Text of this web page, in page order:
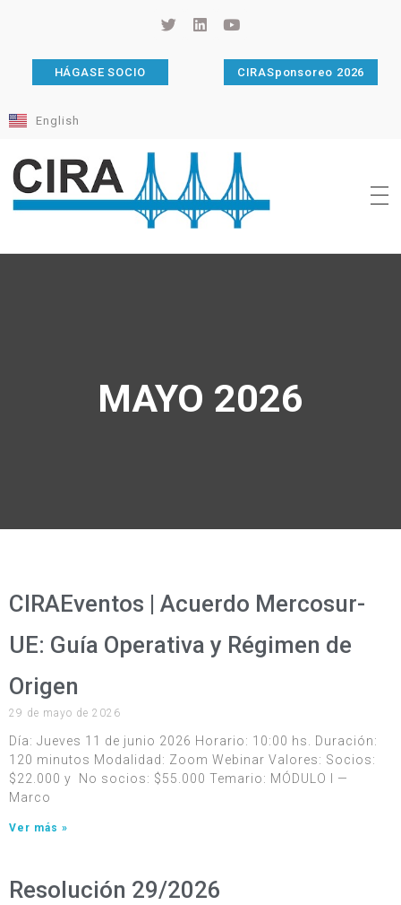
HÁGASE SOCIO CIRASponsoreo 2026
English
MAYO 2026
CIRAEventos | Acuerdo Mercosur-
UE: Guía Operativa y Régimen de
Origen
29 de mayo de 2026
Día: Jueves 11 de junio 2026 Horario: 10:00 hs. Duración:
120 minutos Modalidad: Zoom Webinar Valores: Socios:
$22.000 y No socios: $55.000 Temario: MÓDULO I —
Marco
Ver más »
Resolución 29/2026